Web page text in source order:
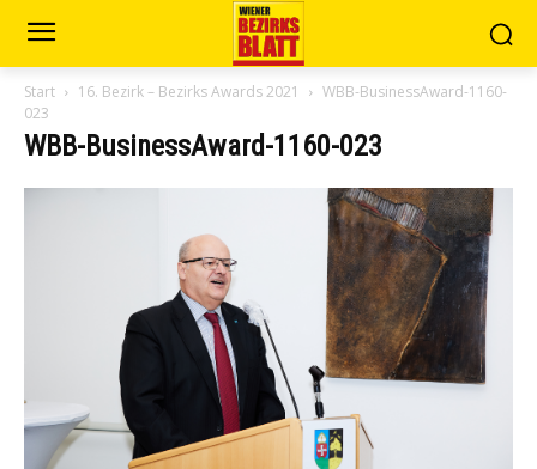
Start 16. Bezirk – Bezirks Awards 2021
WBB-BusinessAward-1160-
023
WBB-BusinessAward-1160-023